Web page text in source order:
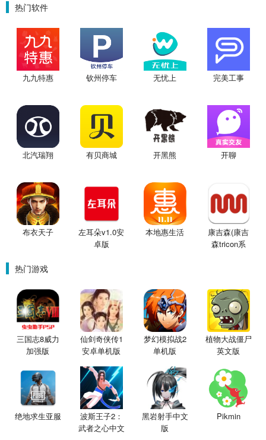
热门软件
九九特惠 钦州停车 无忧上 完美工事
北汽瑞翔 有贝商城 开黑熊 开聊
布衣天子
左耳朵v1.0安
卓版
本地惠生活
康吉森(康吉
森tricon系
热门游戏
三国志8威力
加强版
仙剑奇侠传1
安卓单机版
梦幻模拟战2
单机版
植物大战僵尸
英文版
绝地求生亚服
波斯王子2：
武者之心中文
黑岩射手中文
版
Pikmin